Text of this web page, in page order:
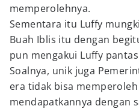
memperolehnya.
Sementara itu Luffy
Buah Iblis itu dengan
pun mengakui Luffy
Soalnya, unik juga
era tidak bisa
mendapatkannya dengan